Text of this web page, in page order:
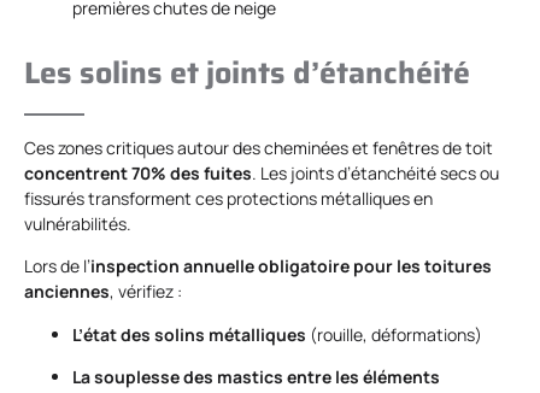
premières chutes de neige
Les solins et joints d’étanchéité
Ces zones critiques autour des cheminées et fenêtres de toit
concentrent 70% des fuites. Les joints d’étanchéité secs ou
fissurés transforment ces protections métalliques en
vulnérabilités.
Lors de l’inspection annuelle obligatoire pour les toitures
anciennes, vérifiez :
L’état des solins métalliques (rouille, déformations)
La souplesse des mastics entre les éléments